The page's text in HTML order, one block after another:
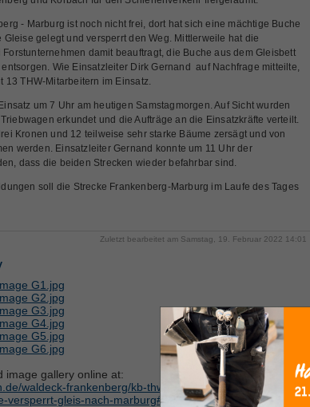
- Marburg ist noch nicht frei, dort hat sich eine mächtige Buche
Gleise gelegt und versperrt den Weg. Mittlerweile hat die
Forstunternehmen damit beauftragt, die Buche aus dem Gleisbett
Wie Einsatzleiter Dirk Gernand auf Nachfrage mitteilte,
13 THW-Mitarbeitern im Einsatz.
um 7 Uhr am heutigen Samstagmorgen. Auf Sicht wurden
erkundet und die Aufträge an die Einsatzkräfte verteilt.
Kronen und 12 teilweise sehr starke Bäume zersägt und von
werden. Einsatzleiter Gernand konnte um 11 Uhr der
dass die beiden Strecken wieder befahrbar sind.
soll die Strecke Frankenberg-Marburg im Laufe des Tages
Zuletzt bearbeitet am Samstag, 19. Februar 2022 14:01
image gallery online at:
waldeck-frankenberg/kb-thw/item/33516-thw-erneut-im-
versperrt-gleis-nach-marburg#sigProId9f91ff6e17